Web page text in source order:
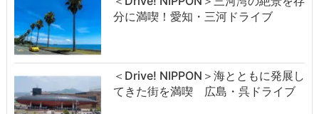
分に満喫！愛知・三河ドライブ
＜Drive! NIPPON＞海とともに発展し
てきた街を満喫 広島・呉ドライブ